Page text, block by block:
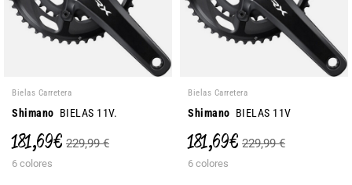
Bielas Carretera
Shimano BIELAS 11V.
181,69 € 229,99 €
6 colores
Bielas Carretera
Shimano BIELAS 11V
181,69 € 229,99 €
6 colores